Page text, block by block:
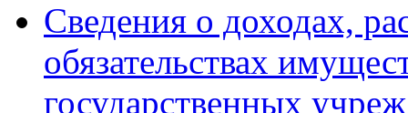
Сведения о доходах,
обязательствах
государственных